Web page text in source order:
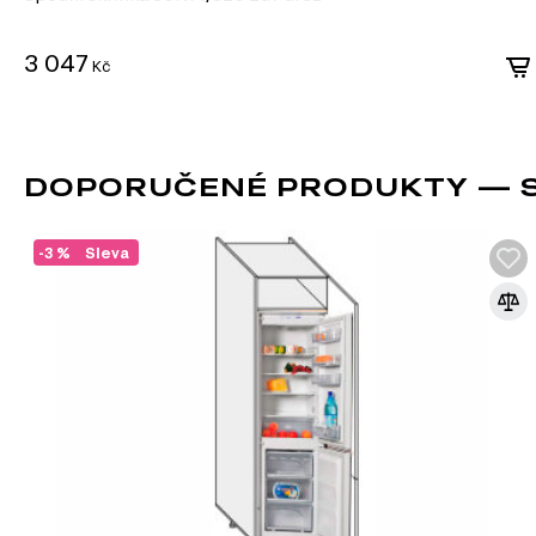
3 047 Kč
DOPORUČENÉ PRODUKTY —
Sleva
-3 %